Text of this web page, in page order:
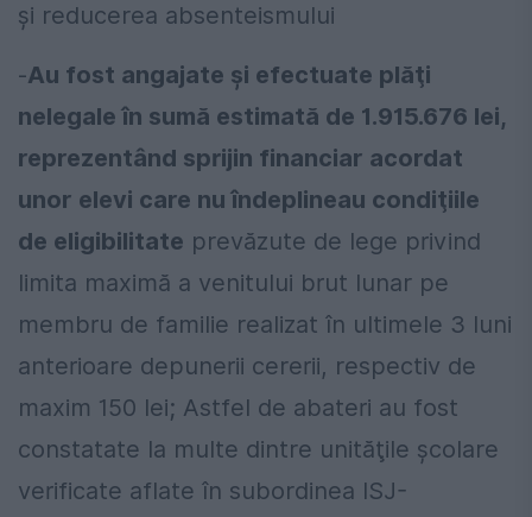
şi reducerea absenteismului
-Au fost angajate şi efectuate plăţi
nelegale în sumă estimată de 1.915.676 lei,
reprezentând sprijin financiar acordat
unor elevi care nu îndeplineau condiţiile
de eligibilitate prevăzute de lege privind
limita maximă a venitului brut lunar pe
membru de familie realizat în ultimele 3 luni
anterioare depunerii cererii, respectiv de
maxim 150 lei; Astfel de abateri au fost
constatate la multe dintre unităţile şcolare
verificate aflate în subordinea ISJ-